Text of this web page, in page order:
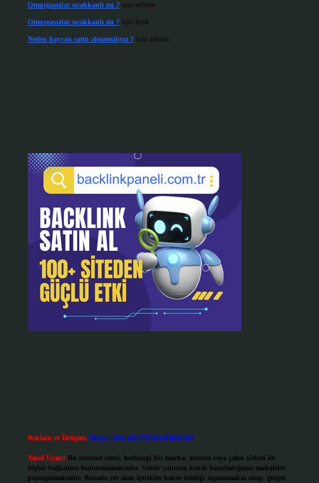
Omurgasızlar sıcakkanlı mı ?için admin
Omurgasızlar sıcakkanlı mı ?için İpek
Neden hayvan satın almamalıyız ?için admin
Reklam ve İletişim: Skype: live:.cid.575569c608265c69
Yasal Uyarı: Bu internet sitesi, herhangi bir marka, kurum veya şahıs şirketi ile
hiçbir bağlantısı bulunmamaktadır. Sitede yalnızca kendi hazırladığımız makaleler
paylaşılmaktadır. Burada yer alan içerikler haber niteliği taşımamakta olup, gerçek